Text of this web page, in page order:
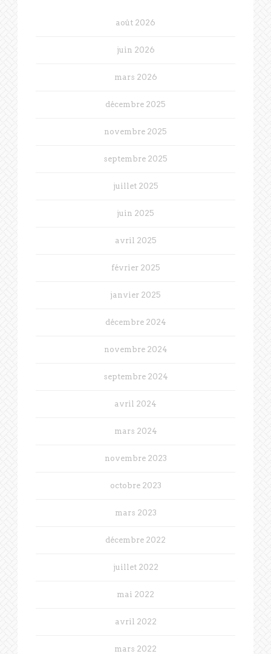
août 2026
juin 2026
mars 2026
décembre 2025
novembre 2025
septembre 2025
juillet 2025
juin 2025
avril 2025
février 2025
janvier 2025
décembre 2024
novembre 2024
septembre 2024
avril 2024
mars 2024
novembre 2023
octobre 2023
mars 2023
décembre 2022
juillet 2022
mai 2022
avril 2022
mars 2022